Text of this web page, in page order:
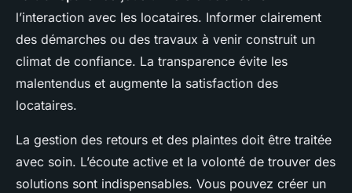
l’interaction avec les locataires. Informer clairement
des démarches ou des travaux à venir construit un
climat de confiance. La transparence évite les
malentendus et augmente la satisfaction des
locataires.
La gestion des retours et des plaintes doit être traitée
avec soin. L’écoute active et la volonté de trouver des
solutions sont indispensables. Vous pouvez créer un